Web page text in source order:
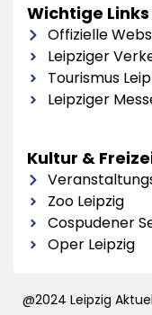
Wichtige
Offizielle
Leipziger
Tourismus
Leipziger
Kultur &
Zoo Leipzig
Cospudener
Oper Leipzig
@2024 Leipzig